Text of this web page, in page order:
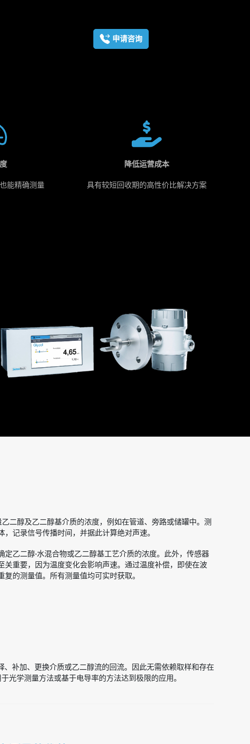
申请咨询
能精确测量
降低运营成本
具有较短回收期的高性价比解决方案
二醇及乙二醇基介质的浓度，例如在管道、旁路或储罐中。测
记录信号传播时间，并据此计算绝对声速。
定乙二醇-水混合物或乙二醇基工艺介质的浓度。此外，传感器
关重要，因为温度变化会影响声速。通过温度补偿，即使在波
的测量值。所有测量值均可实时获取。
补加、更换介质或乙二醇流的回流。因此无需依赖取样和存在
光学测量方法或基于电导率的方法达到极限的应用。